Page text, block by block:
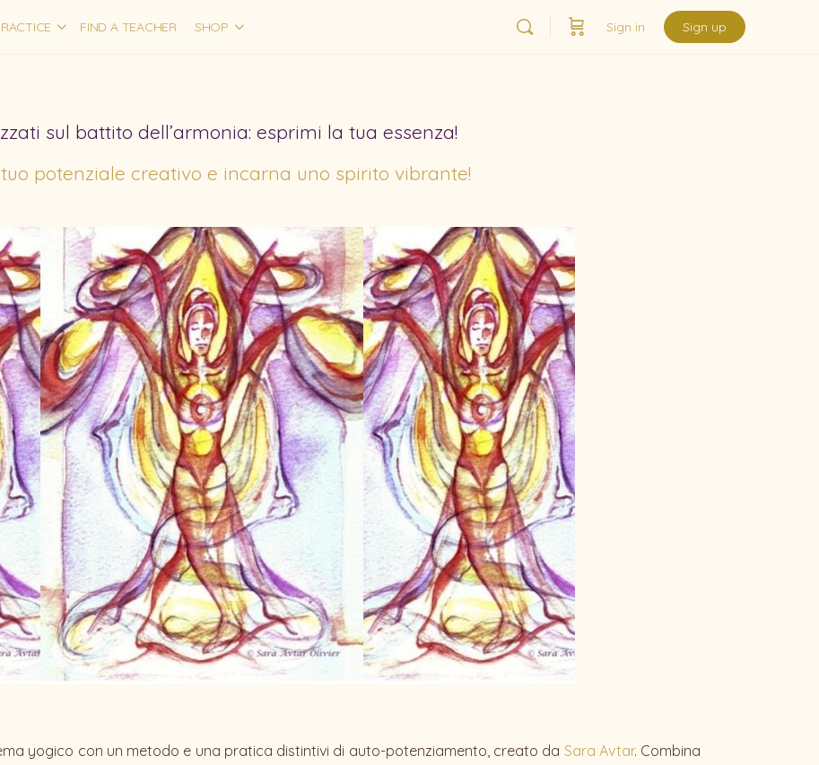
FIND A TEACHER SHOP Sign in Sign up
sul battito dell’armonia: esprimi la tua essenza!
potenziale creativo e incarna uno spirito vibrante!
yogico con un metodo e una pratica distintivi di auto-potenziamento, creato da Sara Avtar. Combina